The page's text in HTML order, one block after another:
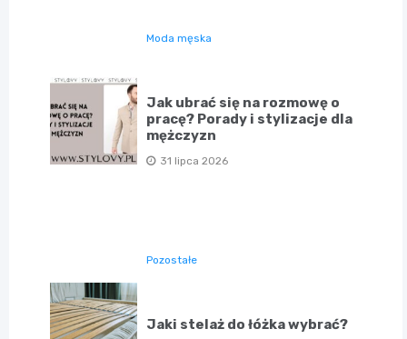
Moda męska
Jak ubrać się na rozmowę o
pracę? Porady i stylizacje dla
mężczyzn
31 lipca 2026
Pozostałe
Jaki stelaż do łóżka wybrać?